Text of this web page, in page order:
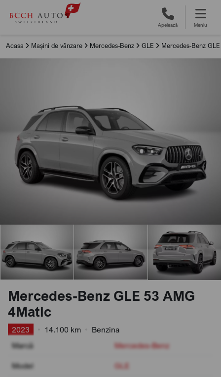
Apelează Meniu
Acasa Mașini de vânzare Mercedes-Benz GLE Mercedes-Benz
Mercedes-Benz GLE 53 AMG
4Matic
2023 14.100 km
Benzina
Marcă
Mercedes-Benz
Model GLE